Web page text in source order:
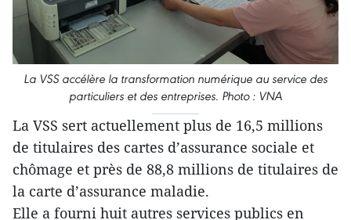
La VSS accélère la transformation numérique au service des
particuliers et des entreprises. Photo : VNA
La VSS sert actuellement plus de 16,5 millions
de titulaires des cartes d’assurance sociale et
chômage et près de 88,8 millions de titulaires de
la carte d’assurance maladie.
Elle a fourni huit autres services publics en